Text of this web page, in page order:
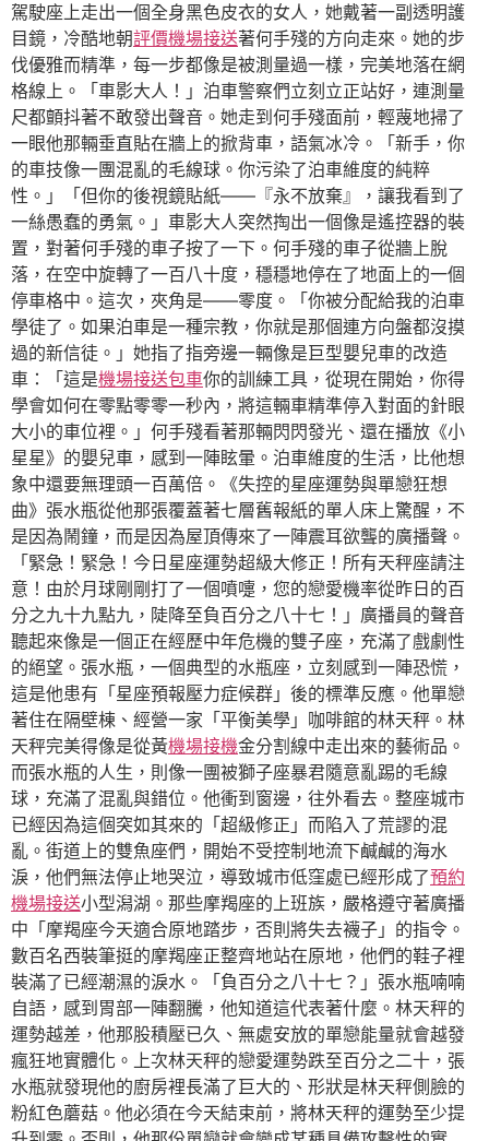
駕駛座上走出一個全身黑色皮衣的女人，她戴著一副透明護
目鏡，冷酷地朝評價機場接送著何手殘的方向走來。她的步
伐優雅而精準，每一步都像是被測量過一樣，完美地落在網
格線上。「車影大人！」泊車警察們立刻立正站好，連測量
尺都顫抖著不敢發出聲音。她走到何手殘面前，輕蔑地掃了
一眼他那輛垂直貼在牆上的掀背車，語氣冰冷。「新手，你
的車技像一團混亂的毛線球。你污染了泊車維度的純粹
性。」「但你的後視鏡貼紙——『永不放棄』，讓我看到了
一絲愚蠢的勇氣。」車影大人突然掏出一個像是遙控器的裝
置，對著何手殘的車子按了一下。何手殘的車子從牆上脫
落，在空中旋轉了一百八十度，穩穩地停在了地面上的一個
停車格中。這次，夾角是——零度。「你被分配給我的泊車
學徒了。如果泊車是一種宗教，你就是那個連方向盤都沒摸
過的新信徒。」她指了指旁邊一輛像是巨型嬰兒車的改造
車：「這是機場接送包車你的訓練工具，從現在開始，你得
學會如何在零點零零一秒內，將這輛車精準停入對面的針眼
大小的車位裡。」何手殘看著那輛閃閃發光、還在播放《小
星星》的嬰兒車，感到一陣眩暈。泊車維度的生活，比他想
象中還要無理頭一百萬倍。《失控的星座運勢與單戀狂想
曲》張水瓶從他那張覆蓋著七層舊報紙的單人床上驚醒，不
是因為鬧鐘，而是因為屋頂傳來了一陣震耳欲聾的廣播聲。
「緊急！緊急！今日星座運勢超級大修正！所有天秤座請注
意！由於月球剛剛打了一個噴嚏，您的戀愛機率從昨日的百
分之九十九點九，陡降至負百分之八十七！」廣播員的聲音
聽起來像是一個正在經歷中年危機的雙子座，充滿了戲劇性
的絕望。張水瓶，一個典型的水瓶座，立刻感到一陣恐慌，
這是他患有「星座預報壓力症候群」後的標準反應。他單戀
著住在隔壁棟、經營一家「平衡美學」咖啡館的林天秤。林
天秤完美得像是從黃機場接機金分割線中走出來的藝術品。
而張水瓶的人生，則像一團被獅子座暴君隨意亂踢的毛線
球，充滿了混亂與錯位。他衝到窗邊，往外看去。整座城市
已經因為這個突如其來的「超級修正」而陷入了荒謬的混
亂。街道上的雙魚座們，開始不受控制地流下鹹鹹的海水
淚，他們無法停止地哭泣，導致城市低窪處已經形成了預約
機場接送小型潟湖。那些摩羯座的上班族，嚴格遵守著廣播
中「摩羯座今天適合原地踏步，否則將失去襪子」的指令。
數百名西裝筆挺的摩羯座正整齊地站在原地，他們的鞋子裡
裝滿了已經潮濕的淚水。「負百分之八十七？」張水瓶喃喃
自語，感到胃部一陣翻騰，他知道這代表著什麼。林天秤的
運勢越差，他那股積壓已久、無處安放的單戀能量就會越發
瘋狂地實體化。上次林天秤的戀愛運勢跌至百分之二十，張
水瓶就發現他的廚房裡長滿了巨大的、形狀是林天秤側臉的
粉紅色蘑菇。他必須在今天結束前，將林天秤的運勢至少提